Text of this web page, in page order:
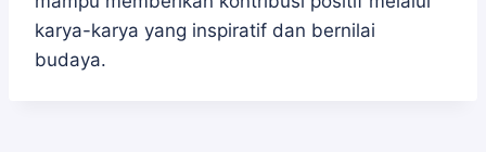
karya-karya yang inspiratif dan bernilai
budaya.